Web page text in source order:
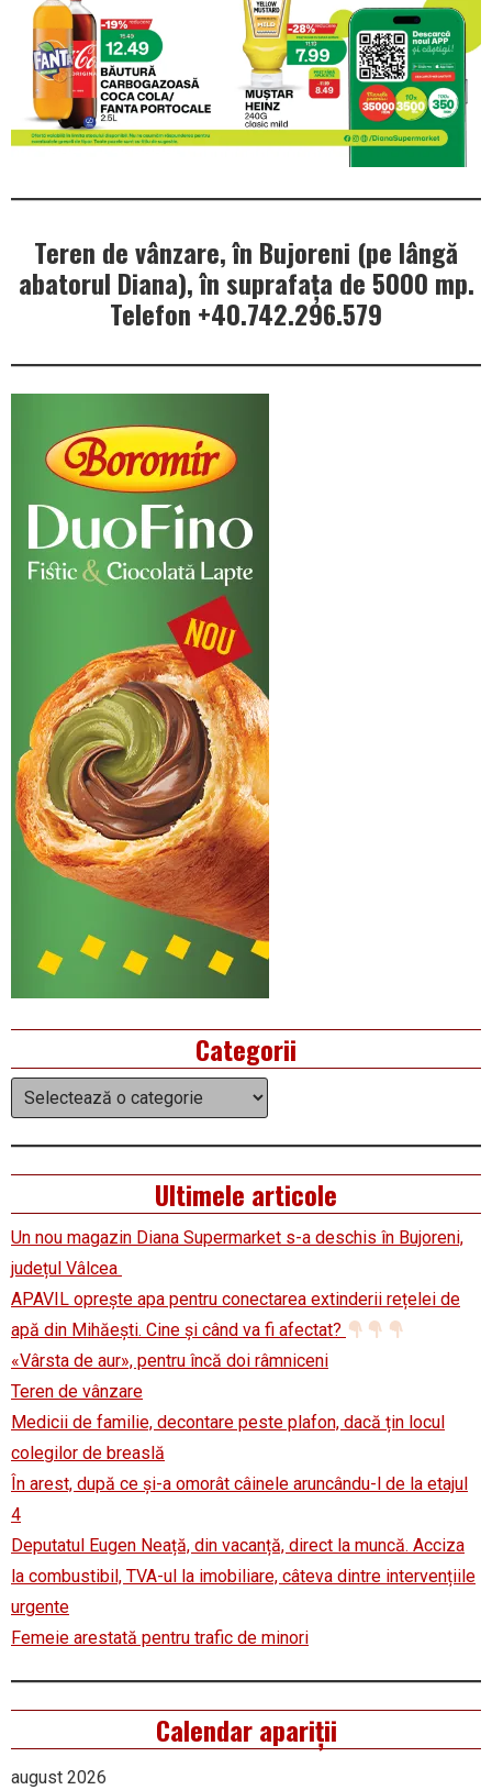
Teren de vânzare, în Bujoreni (pe lângă
abatorul Diana), în suprafața de 5000 mp.
Telefon +40.742.296.579
Categorii
Categorii
Ultimele articole
Un nou magazin Diana Supermarket s-a deschis în Bujoreni,
județul Vâlcea
APAVIL oprește apa pentru conectarea extinderii rețelei de
apă din Mihăești. Cine și când va fi afectat?
«Vârsta de aur», pentru încă doi râmniceni
Teren de vânzare
Medicii de familie, decontare peste plafon, dacă țin locul
colegilor de breaslă
În arest, după ce și-a omorât câinele aruncându-l de la etajul
4
Deputatul Eugen Neață, din vacanță, direct la muncă. Acciza
la combustibil, TVA-ul la imobiliare, câteva dintre intervențiile
urgente
Femeie arestată pentru trafic de minori
Calendar apariții
august 2026